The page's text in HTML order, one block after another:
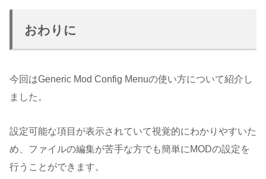
おわりに
今回はGeneric Mod Config Menuの使い方について紹介し
ました。
設定可能な項目が表示されていて視覚的にわかりやすいた
め、ファイルの編集が苦手な方でも簡単にMODの設定を
行うことができます。